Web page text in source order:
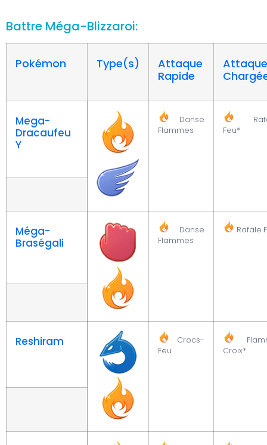
Battre Méga-Blizzaroi:
Pokémon Type(s)
Attaque
Rapide
Attaque
Mega-
Dracaufeu
Y
Danse
Flammes
Feu*
Méga-
Braségali
Danse
Flammes
Rafale
Reshiram
Crocs-
Feu
Croix*